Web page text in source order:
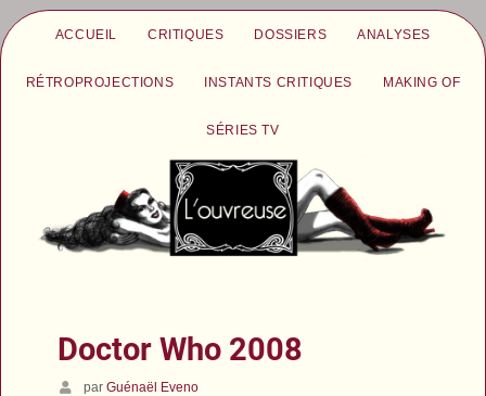
ACCUEIL CRITIQUES DOSSIERS ANALYSES
RÉTROPROJECTIONS INSTANTS CRITIQUES MAKING OF
SÉRIES TV
Doctor Who 2008
parGuénaël Eveno